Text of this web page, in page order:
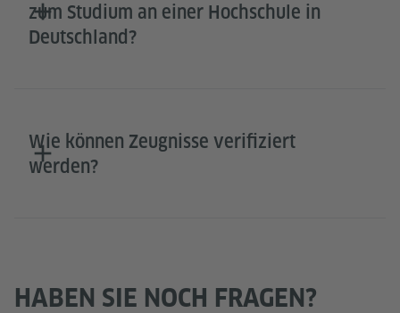
zum Studium an einer Hochschule in
Deutschland?
Wie können Zeugnisse verifiziert
werden?
HABEN SIE NOCH FRAGEN?